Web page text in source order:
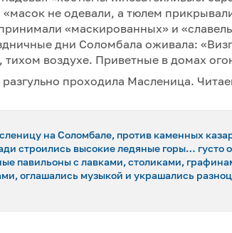
не одевали, а тюлем
«маскированных» и
дни Соломбала оживала:
воздухе. Приветные в домах
проходила Масленица.
на Соломбале, против каменных
строились высокие ледяные горы… густо
павильоны с лавками, столиками,
оглашались музыкой и украшались